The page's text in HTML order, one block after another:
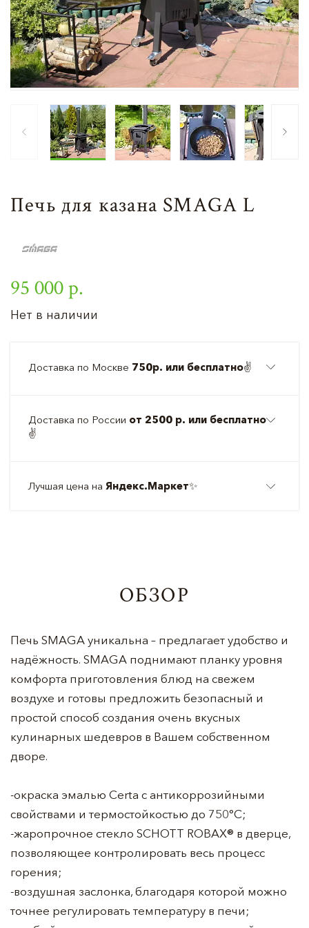
Печь для казана SMAGA L
95 000 р.
Нет в наличии
Доставка по Москве 750р. или бесплатно✌️
Доставка по России от 2500 р. или бесплатно
✌️
Лучшая цена на Яндекс.Маркет✨
ОБЗОР
Печь SMAGA уникальна – предлагает удобство и
надёжность. SMAGA поднимают планку уровня
комфорта приготовления блюд на свежем
воздухе и готовы предложить безопасный и
простой способ создания очень вкусных
кулинарных шедевров в Вашем собственном
дворе.
-окраска эмалью Certa с антикоррозийными
свойствами и термостойкостью до 750°C;
-жаропрочное стекло SCHOTT ROBAX® в дверце,
позволяющее контролировать весь процесс
горения;
-воздушная заслонка, благодаря которой можно
точнее регулировать температуру в печи;